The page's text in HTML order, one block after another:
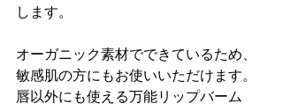
します。
オーガニック素材でできているため、
敏感肌の方にもお使いいただけます。
唇以外にも使える万能リップバーム